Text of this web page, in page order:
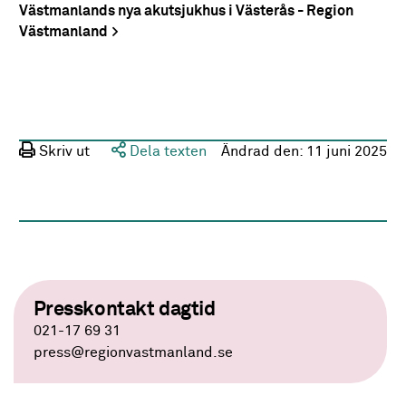
Västmanlands nya akutsjukhus i Västerås - Region
Västmanland
Skriv ut Dela texten Ändrad den: 11 juni 2025
Presskontakt dagtid
021-17 69 31
press@regionvastmanland.se